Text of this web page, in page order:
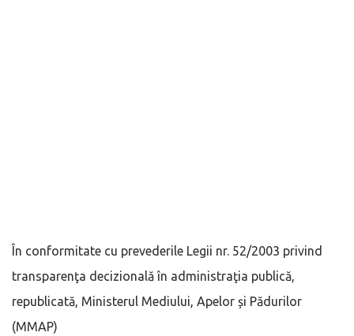
În conformitate cu prevederile Legii nr. 52/2003 privind
transparenţa decizională în administraţia publică,
republicată, Ministerul Mediului, Apelor și Pădurilor
(MMAP)